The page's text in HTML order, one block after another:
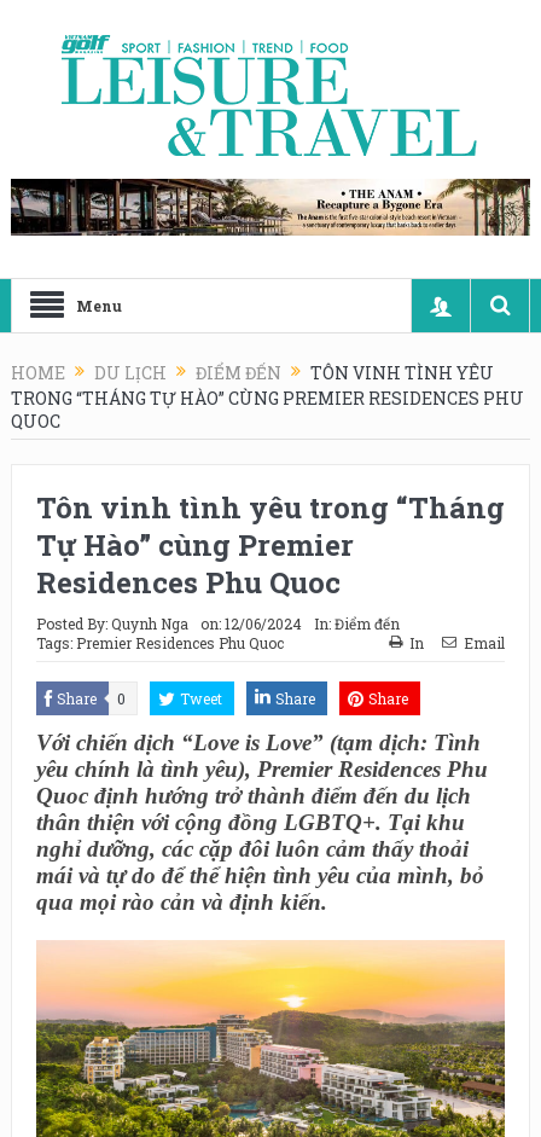
Menu
HOME DU LỊCH ĐIỂM ĐẾN
TÔN VINH TÌNH YÊU
TRONG “THÁNG TỰ HÀO” CÙNG PREMIER RESIDENCES PHU
QUOC
Tôn vinh tình yêu trong “Tháng
Tự Hào” cùng Premier
Residences Phu Quoc
Posted By:Quynh Nga on:12/06/2024 In:Điểm đến
Tags: Premier Residences Phu Quoc In Email
Share 0 Tweet Share Share
Với chiến dịch “Love is Love” (tạm dịch: Tình
yêu chính là tình yêu), Premier Residences Phu
Quoc định hướng trở thành điểm đến du lịch
thân thiện với cộng đồng LGBTQ+. Tại khu
nghỉ dưỡng, các cặp đôi luôn cảm thấy thoải
mái và tự do để thể hiện tình yêu của mình, bỏ
qua mọi rào cản và định kiến.